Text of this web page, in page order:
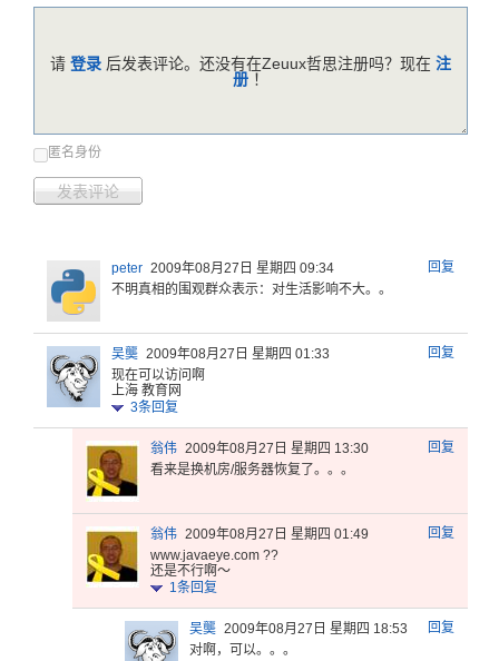
匿名身份
发表评论
请 登录 后发表评论。还没有在Zeuux哲思注册吗？现在 注
册 ！
回复
peter 2009年08月27日 星期四 09:34
不明真相的围观群众表示：对生活影响不大。 。
回复
吴龑 2009年08月27日 星期四 01:33
现在可以访问啊
上海 教育网
3条回复
回复
翁伟 2009年08月27日 星期四 13:30
看来是换机房/服务器恢复了。。。
回复
翁伟 2009年08月27日 星期四 01:49
www.javaeye.com ??
还是不行啊～
1条回复
回复
吴龑 2009年08月27日 星期四 18:53
对啊，可以。。。